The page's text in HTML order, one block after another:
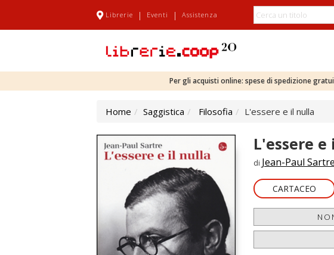
Librerie | Eventi | Assistenza
Per gli acquisti online: spese di spedizione
Home Saggistica Filosofia L'essere e il nulla
L'essere
di Jean-Paul Sartre
CARTACEO